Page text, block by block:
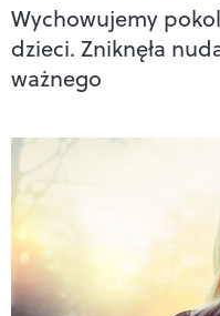
Wychowujemy
dzieci. Zniknęła
ważnego